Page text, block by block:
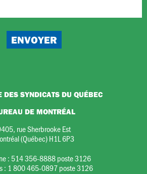
DES SYNDICATS DU QUÉBEC
DE MONTRÉAL
rue Sherbrooke Est
(Québec) H1L 6P3
: 514 356-8888 poste 3126
: 1 800 465-0897 poste 3126